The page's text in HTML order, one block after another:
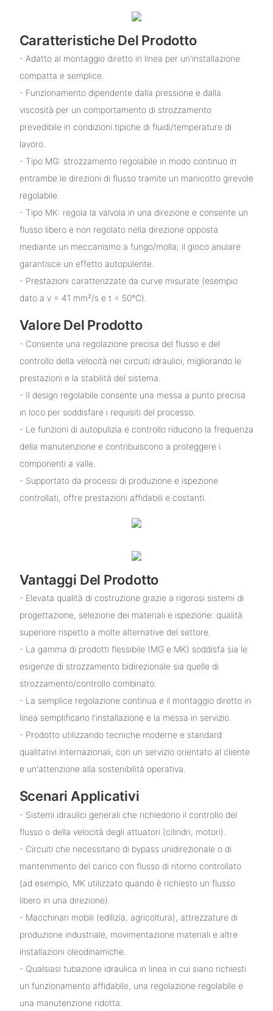
Caratteristiche Del Prodotto
- Adatto al montaggio diretto in linea per un'installazione
compatta e semplice.
- Funzionamento dipendente dalla pressione e dalla
viscosità per un comportamento di strozzamento
prevedibile in condizioni tipiche di fluidi/temperature di
lavoro.
- Tipo MG: strozzamento regolabile in modo continuo in
entrambe le direzioni di flusso tramite un manicotto girevole
regolabile.
- Tipo MK: regola la valvola in una direzione e consente un
flusso libero e non regolato nella direzione opposta
mediante un meccanismo a fungo/molla; il gioco anulare
garantisce un effetto autopulente.
- Prestazioni caratterizzate da curve misurate (esempio
dato a v = 41 mm²/s e t = 50°C).
Valore Del Prodotto
- Consente una regolazione precisa del flusso e del
controllo della velocità nei circuiti idraulici, migliorando le
prestazioni e la stabilità del sistema.
- Il design regolabile consente una messa a punto precisa
in loco per soddisfare i requisiti del processo.
- Le funzioni di autopulizia e controllo riducono la frequenza
della manutenzione e contribuiscono a proteggere i
componenti a valle.
- Supportato da processi di produzione e ispezione
controllati, offre prestazioni affidabili e costanti.
Vantaggi Del Prodotto
- Elevata qualità di costruzione grazie a rigorosi sistemi di
progettazione, selezione dei materiali e ispezione: qualità
superiore rispetto a molte alternative del settore.
- La gamma di prodotti flessibile (MG e MK) soddisfa sia le
esigenze di strozzamento bidirezionale sia quelle di
strozzamento/controllo combinato.
- La semplice regolazione continua e il montaggio diretto in
linea semplificano l'installazione e la messa in servizio.
- Prodotto utilizzando tecniche moderne e standard
qualitativi internazionali, con un servizio orientato al cliente
e un'attenzione alla sostenibilità operativa.
Scenari Applicativi
- Sistemi idraulici generali che richiedono il controllo del
flusso o della velocità degli attuatori (cilindri, motori).
- Circuiti che necessitano di bypass unidirezionale o di
mantenimento del carico con flusso di ritorno controllato
(ad esempio, MK utilizzato quando è richiesto un flusso
libero in una direzione).
- Macchinari mobili (edilizia, agricoltura), attrezzature di
produzione industriale, movimentazione materiali e altre
installazioni oleodinamiche.
- Qualsiasi tubazione idraulica in linea in cui siano richiesti
un funzionamento affidabile, una regolazione regolabile e
una manutenzione ridotta.